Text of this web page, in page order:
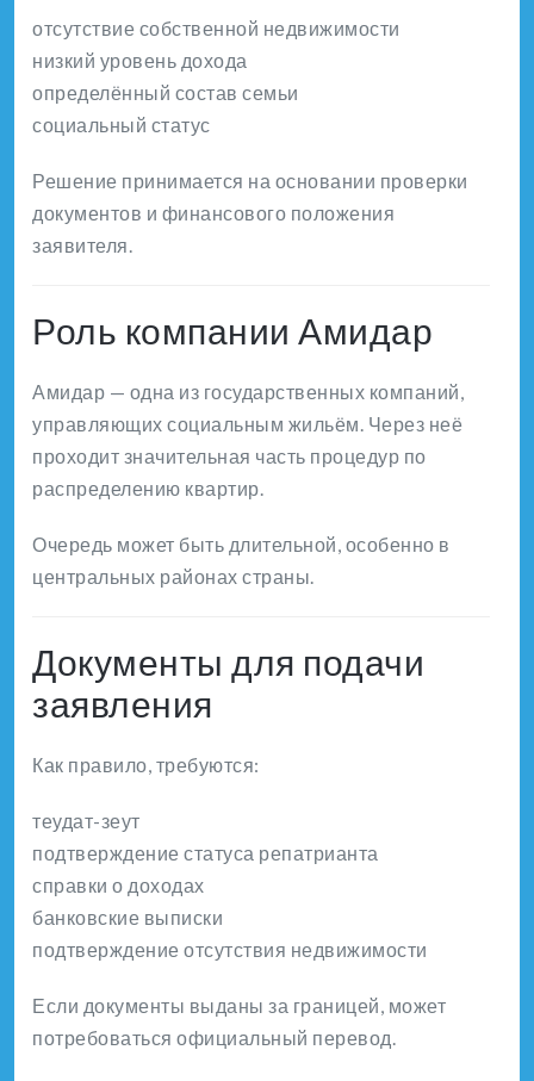
отсутствие собственной недвижимости
низкий уровень дохода
определённый состав семьи
социальный статус
Решение принимается на основании проверки
документов и финансового положения
заявителя.
Роль компании Амидар
Амидар — одна из государственных компаний,
управляющих социальным жильём. Через неё
проходит значительная часть процедур по
распределению квартир.
Очередь может быть длительной, особенно в
центральных районах страны.
Документы для подачи
заявления
Как правило, требуются:
теудат-зеут
подтверждение статуса репатрианта
справки о доходах
банковские выписки
подтверждение отсутствия недвижимости
Если документы выданы за границей, может
потребоваться официальный перевод.